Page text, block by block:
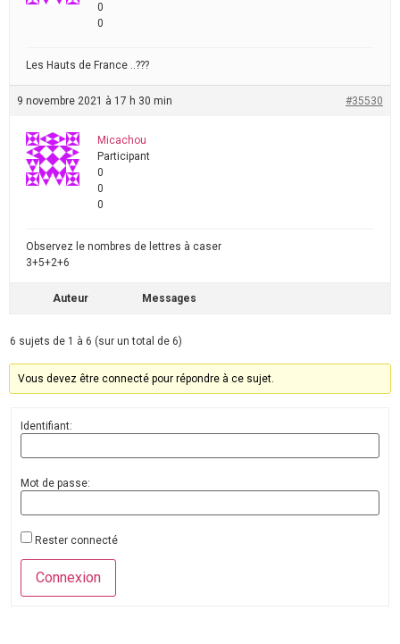
0
0
Les Hauts de France ..???
9 novembre 2021 à 17 h 30 min #35530
Micachou
Participant
0
0
0
Observez le nombres de lettres à caser
3+5+2+6
Auteur Messages
6 sujets de 1 à 6 (sur un total de 6)
Vous devez être connecté pour répondre à ce sujet.
Identifiant:
Mot de passe:
Rester connecté
Connexion